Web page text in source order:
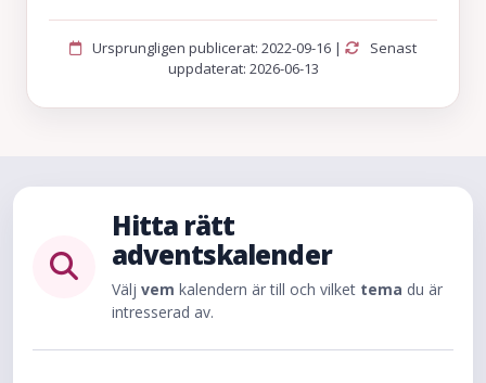
Ursprungligen publicerat: 2022-09-16 |
Senast
uppdaterat: 2026-06-13
Hitta rätt
adventskalender
Välj vem kalendern är till och vilket tema du är
intresserad av.